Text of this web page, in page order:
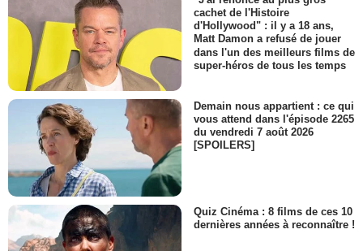
cachet de l'Histoire
d'Hollywood" : il y a 18 ans,
Matt Damon a refusé de jouer
dans l'un des meilleurs films de
super-héros de tous les temps
Demain nous appartient : ce qui
vous attend dans l'épisode 2265
du vendredi 7 août 2026
[SPOILERS]
Quiz Cinéma : 8 films de ces 10
dernières années à reconnaître !